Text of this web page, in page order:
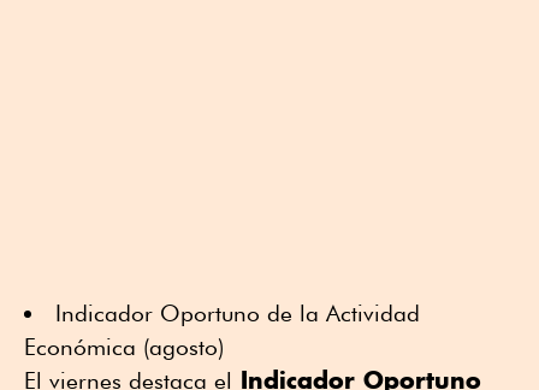
Indicador Oportuno de la Actividad
Económica (agosto)
El viernes destaca el Indicador Oportuno